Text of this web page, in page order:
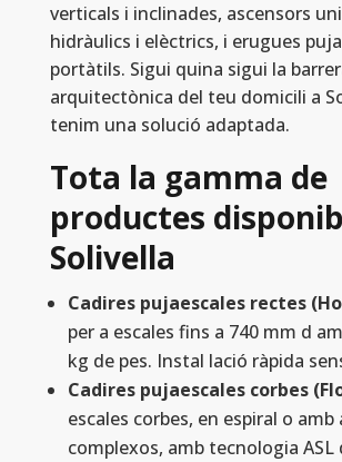
verticals i inclinades, ascensors
hidràulics i elèctrics, i erugues
portàtils. Sigui quina sigui la
arquitectònica del teu domicili a
tenim una solució adaptada.
Tota la gamma de
productes
Solivella
Cadires pujaescales rectes
per a escales fins a 740 mm d
kg de pes. Instal lació ràpida
Cadires pujaescales corbes
escales corbes, en espiral o amb
complexos, amb tecnologia ASL